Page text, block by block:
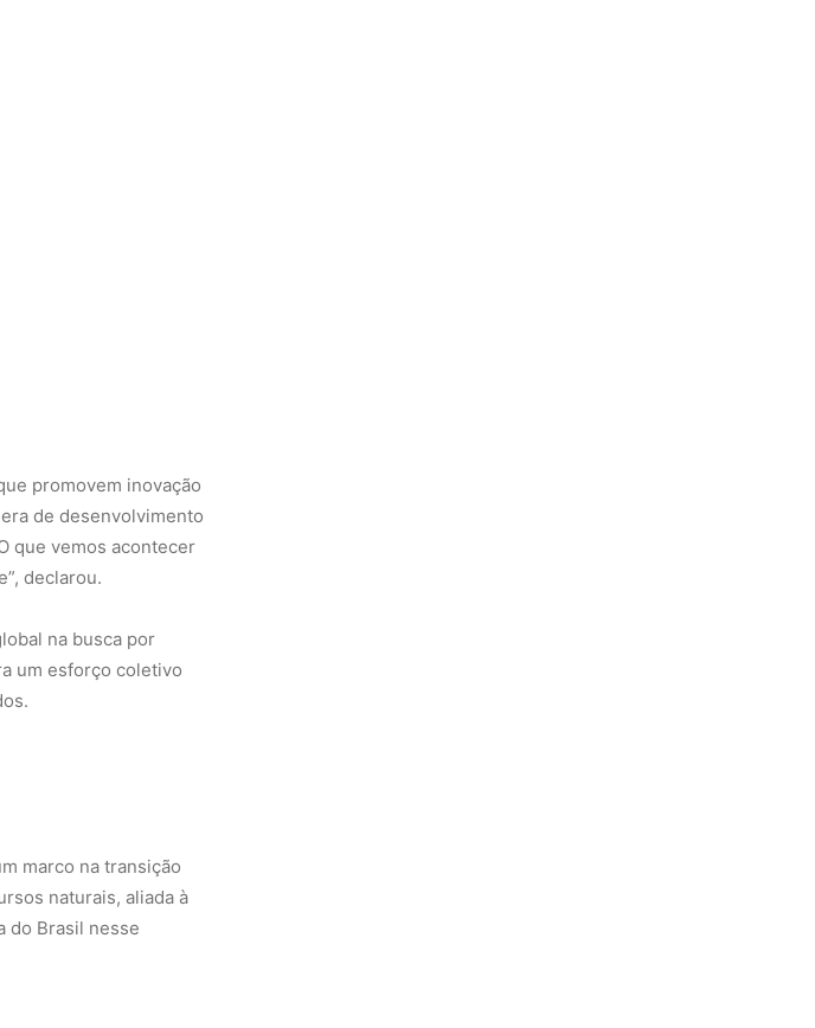
promovem inovação
de desenvolvimento
que vemos acontecer
declarou.
na busca por
um esforço coletivo
marco na transição
naturais, aliada à
do Brasil nesse